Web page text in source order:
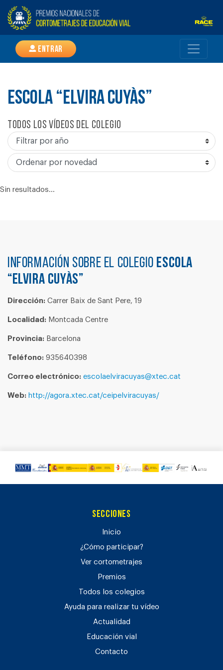
Entrar
ESCOLA “ELVIRA CUYÀS”
Todos los vídeos del colegio
Sin resultados...
Información sobre el colegio ESCOLA
“ELVIRA CUYÀS”
Dirección: Carrer Baix de Sant Pere, 19
Localidad: Montcada Centre
Provincia: Barcelona
Teléfono: 935640398
Correo electrónico: escolaelviracuyas@xtec.cat
Web: http://agora.xtec.cat/ceipelviracuyas/
Secciones
Inicio
¿Cómo participar?
Ver cortometrajes
Premios
Todos los colegios
Ayuda para realizar tu vídeo
Actualidad
Educación vial
Contacto